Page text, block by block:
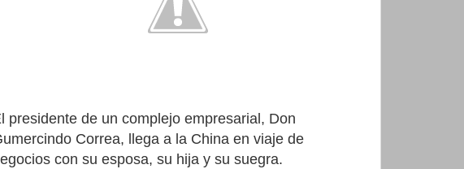
presidente de un complejo empresarial, Don
Correa, llega a la China en viaje de
con su esposa, su hija y su suegra.